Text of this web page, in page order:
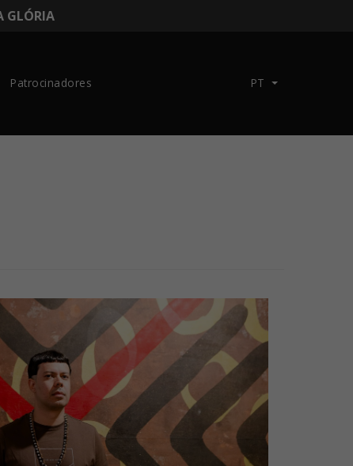
GLÓRIA
Patrocinadores PT